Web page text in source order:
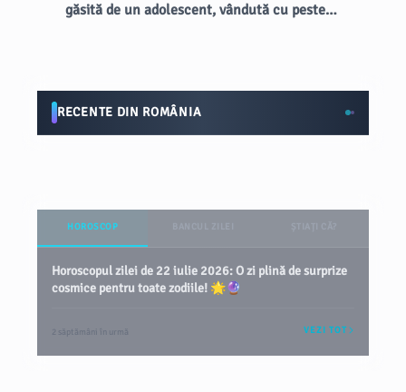
găsită de un adolescent, vândută cu peste
RECENTE DIN ROMÂNIA
HOROSCOP
Horoscopul zilei de 22 iulie 2026: O zi plină de surprize
cosmice pentru toate zodiile! 🌟🔮
2 săptămâni în urmă VEZI TOT